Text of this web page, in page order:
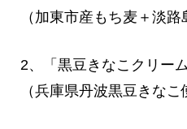
（加東市産もち麦＋淡路
2、「黒豆きなこクリー
（兵庫県丹波黒豆きなこ